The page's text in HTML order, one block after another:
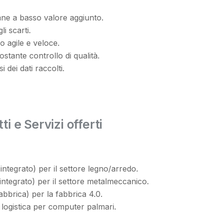
a basso valore aggiunto.
scarti.
agile e veloce.
controllo di qualità.
dei dati raccolti.
e Servizi offerti
per il settore legno/arredo.
per il settore metalmeccanico.
per la fabbrica 4.0.
per computer palmari.